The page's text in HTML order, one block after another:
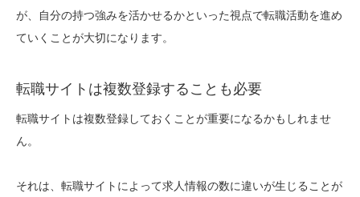
が、自分の持つ強みを活かせるかといった視点で転職活動を進め
ていくことが大切になります。
転職サイトは複数登録することも必要
転職サイトは複数登録しておくことが重要になるかもしれませ
ん。
それは、転職サイトによって求人情報の数に違いが生じることが